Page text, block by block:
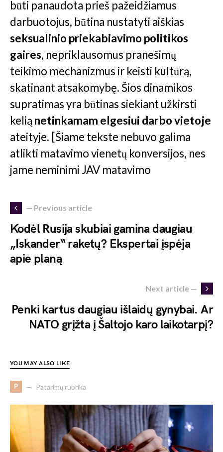
būti panaudota prieš pažeidžiamus
darbuotojus, būtina nustatyti aiškias
seksualinio priekabiavimo politikos
gaires, nepriklausomus pranešimų
teikimo mechanizmus ir keisti kultūrą,
skatinant atsakomybę. Šios dinamikos
supratimas yra būtinas siekiant užkirsti
kelią netinkamam elgesiui darbo vietoje
ateityje. [Šiame tekste nebuvo galima
atlikti matavimo vienetų konversijos, nes
jame neminimi JAV matavimo
— Previous article
Kodėl Rusija skubiai gamina daugiau
„Iskander“ raketų? Ekspertai įspėja
apie planą
Next article —
Penki kartus daugiau išlaidų gynybai. Ar
NATO grįžta į Šaltojo karo laikotarpį?
YOU MAY ALSO LIKE
P Patarimų rubrika